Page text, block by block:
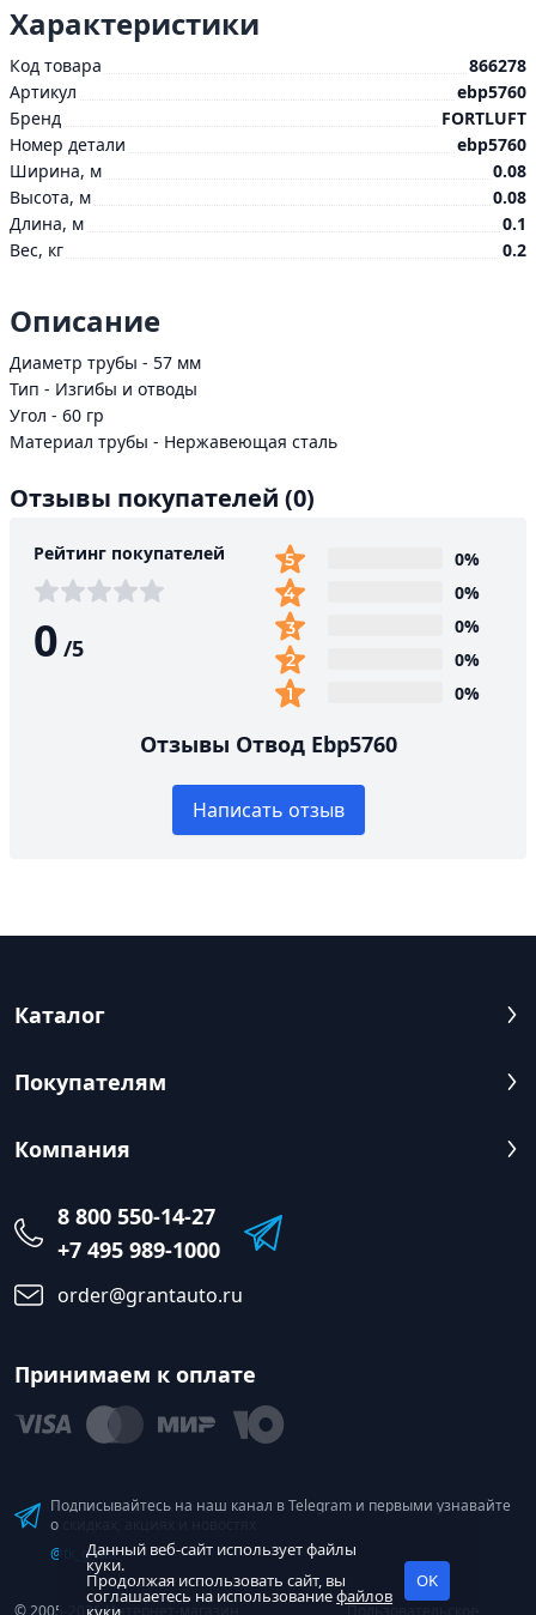
Характеристики
Код товара
866278
Артикул
ebp5760
Бренд
FORTLUFT
Номер детали
ebp5760
Ширина, м
0.08
Высота, м
0.08
Длина, м
0.1
Вес, кг
0.2
Описание
Диаметр трубы - 57 мм
Тип - Изгибы и отводы
Угол - 60 гр
Материал трубы - Нержавеющая сталь
Отзывы покупателей (0)
Рейтинг покупателей
0 /5
0%
0%
0%
0%
0%
Отзывы Отвод Ebp5760
Написать отзыв
Каталог
Покупателям
Компания
8 800 550-14-27
+7 495 989-1000
order@grantauto.ru
Принимаем к оплате
Подписывайтесь на наш канал в Telegram и первыми узнавайте
о скидках, акциях и новостях
@tk_grant
© 2005-2026 Интернет-магазин Пользовательское
Данный веб-сайт использует файлы
куки.
Продолжая использовать сайт, вы
соглашаетесь на использованиефайлов
OK